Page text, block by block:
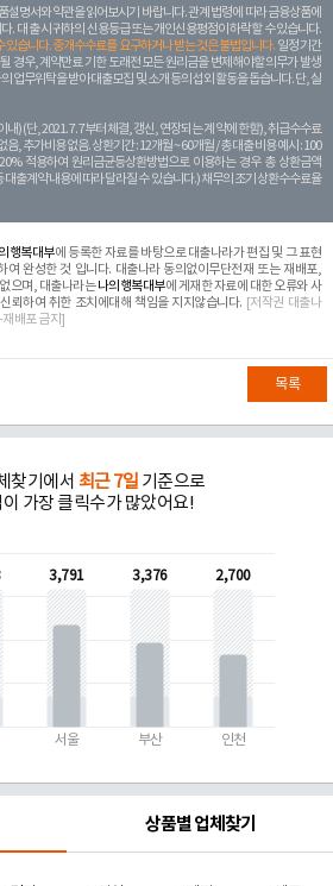
설명서와 약관을 읽어보시기 바랍니다. 관계 법령에 따라 금융상품에
. 대 출 시 귀하의 신용등급 또는 개인신용평점이 하락할 수 있습니다.
있습니다. 중개수수료를 요구하거나 받는 것은 불법입니다. 일정 기간
경우, 계약만료 기한 도래전 모든 원리금을 변제해야할 의무가 발생
업무위탁을 받아 대출모집 및 소개 등의 섭외 활동을 돕습니다. 단, 실
) (단, 2021. 7. 7부터 체결, 갱신, 연장되는 계 약에 한함), 취급수수료
, 추가비용 없음. 상환기간 : 12개월 ~ 60개월 / 총 대출 비용 예시 : 100
적용하여 원리금균등상환방법으로 이용하는 경우 총 상환금액
출계약 내용에 따라 달라질 수 있습니다.) 채무의 조기 상환수수료율
행복대부에 등록한 자료를 바탕으로 대출나라가 편집 및 그 표현
여 완성한 것 입니다. 대출나라 동의없이무단전재 또는 재배포,
으며, 대출나라는나의행복대부에 게재한 자료에 대한 오류와 사
뢰하여 취한 조치에대해 책임을 지지않습니다. [저작권 대출나
배포 금지]
목록
찾기에서 최근 7일 기준으로
이 가장 클릭수가 많았어요!
3,791
서울
3,376
부산
2,700
인천
상품별 업체찾기